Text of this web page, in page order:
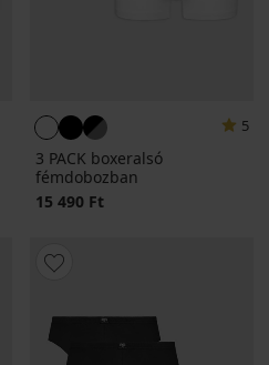
5
3 PACK boxeralsó
fémdobozban
15 490 Ft